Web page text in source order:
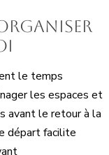
le temps
les espaces et
avant le retour à la
départ facilite